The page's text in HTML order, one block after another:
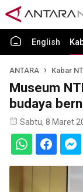
English
ANTARA Kabar
Museum
budaya
Sabtu, 8 Maret